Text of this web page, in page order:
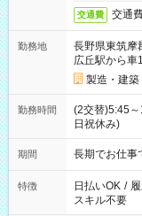
交通費 交通
勤務地
長野県東筑摩
広丘駅から車
製造・建
勤務時間
(2交替)5:45
日祝休み)
期間 長期でお仕事
特徴 日払いOK /
スキル不要